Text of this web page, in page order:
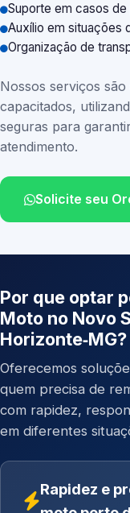
Suporte em casos
Auxílio em situações
Organização de
Nossos serviços
capacitados,
seguras para
atendimento.
Solicite seu
Por que optar
Moto no Novo
Horizonte‑MG?
Oferecemos
quem precisa de
com rapidez,
em diferentes
Rapidez e